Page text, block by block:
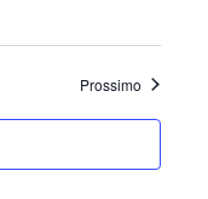
Prossimo Eventi